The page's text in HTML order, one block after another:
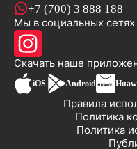
+7 (700) 3 888 188
Мы в социальных сетях
Скачать наше
iOS Android
Политика
Политика
Правила